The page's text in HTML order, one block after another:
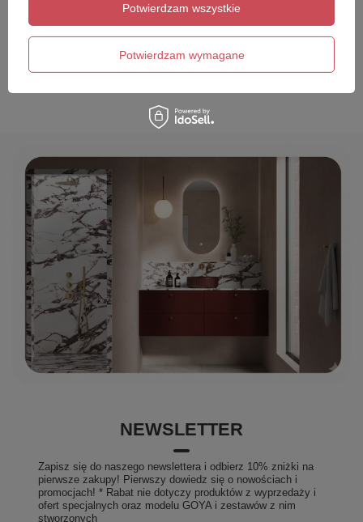
Twój email
Wyślij opinię
NEWSLETTER
Zapisz się do naszego newslettera i odbierz 10% zniżki na
pierwsze zakupy! Pierwszy dowiedz się o nowościach i
promocjach! * Rabat nie dotyczy produktów z wyprzedaży i
ofert specjalnych oraz modelu GOYA i zestawów z nim
stworzonych
Potwierdzam wymagane
Potwierdzam wszystkie